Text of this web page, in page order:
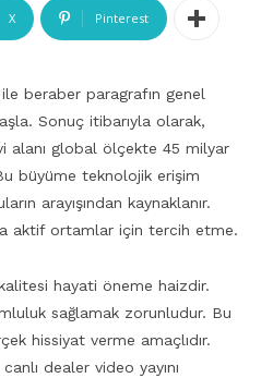
X Pinterest
beraber paragrafın genel
Sonuç itibarıyla olarak,
alanı global ölçekte 45 milyar
büyüme teknolojik erişim
arayışından kaynaklanır.
aktif ortamlar için tercih etme.
hayati öneme haizdir.
sağlamak zorunludur. Bu
hissiyat verme amaçlıdır.
dealer video yayını